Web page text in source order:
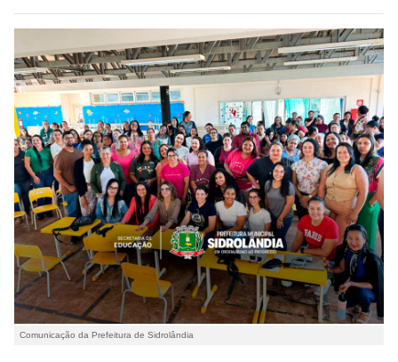
Comunicação da Prefeitura de Sidrolândia